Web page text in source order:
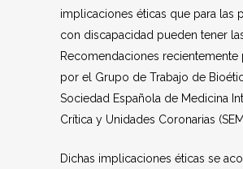
implicaciones éticas que para las
con discapacidad pueden tener
Recomendaciones recientemente
por el Grupo de Trabajo de
Sociedad Española de Medicina
Crítica y Unidades Coronarias
Dichas implicaciones éticas se